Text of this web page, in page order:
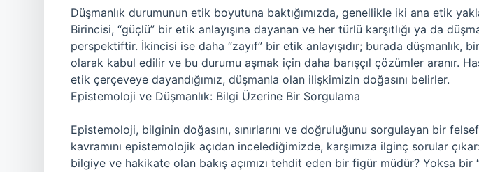
Düşmanlık durumunun etik boyutuna baktığımızda, genellikle iki ana etik
Birincisi, “güçlü” bir etik anlayışına dayanan ve her türlü karşıtlığı ya da
perspektiftir. İkincisi ise daha “zayıf” bir etik anlayışıdır; burada düşmanlık,
olarak kabul edilir ve bu durumu aşmak için daha barışçıl çözümler aranır.
etik çerçeveye dayandığımız, düşmanla olan ilişkimizin doğasını belirler.
Epistemoloji ve Düşmanlık: Bilgi Üzerine Bir Sorgulama
Epistemoloji, bilginin doğasını, sınırlarını ve doğruluğunu sorgulayan bir
kavramını epistemolojik açıdan incelediğimizde, karşımıza ilginç sorular
bilgiye ve hakikate olan bakış açımızı tehdit eden bir figür müdür? Yoksa bir